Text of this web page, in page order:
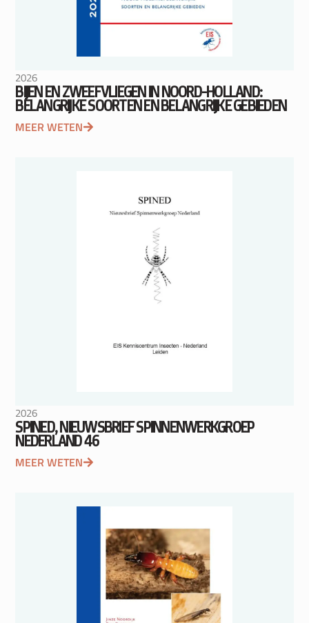
2026
BIJEN EN ZWEEFVLIEGEN IN NOORD-HOLLAND:
BELANGRIJKE SOORTEN EN BELANGRIJKE GEBIEDEN
MEER WETEN
2026
SPINED, NIEUWSBRIEF SPINNENWERKGROEP
NEDERLAND 46
MEER WETEN